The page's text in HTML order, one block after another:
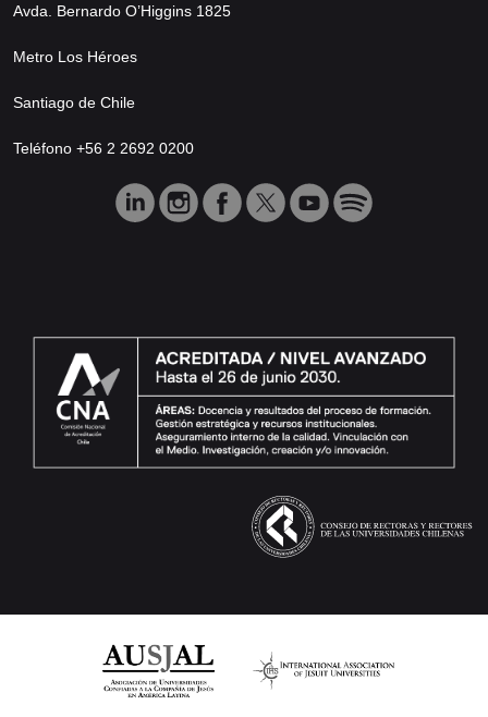
Avda. Bernardo O’Higgins 1825
Metro Los Héroes
Santiago de Chile
Teléfono +56 2 2692 0200